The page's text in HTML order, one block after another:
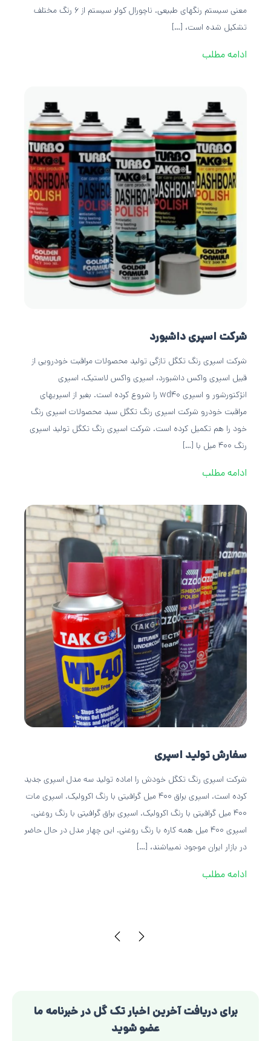
معنی سیستم رنگهای طبیعی. ناچورال کولر سیستم از 6 رنگ مختلف
تشکیل شده است، […]
ادامه مطلب
شرکت اسپری داشبورد
شرکت اسپری رنگ تکگل تازگی تولید محصولات مراقبت خودرویی از
قبیل اسپری واکس داشبورد، اسپری واکس لاستیک، اسپری
انژکتورشور و اسپری wd40 را شروع کرده است. بغیر از اسپریهای
مراقبت خودرو شرکت اسپری رنگ تکگل سبد محصولات اسپری رنگ
خود را هم تکمیل کرده است. شرکت اسپری رنگ تکگل تولید اسپری
رنگ 400 میل با […]
ادامه مطلب
سفارش تولید اسپری
شرکت اسپری رنگ تکگل خودش را اماده تولید سه مدل اسپری جدید
کرده است. اسپری براق ۴۰۰ میل گرافیتی با رنگ اکرولیک. اسپری مات
۴۰۰ میل گرافیتی با رنگ اکرولیک. اسپری براق گرافیتی با رنگ روغنی.
اسپری ۴۰۰ میل همه کاره با رنگ روغنی. این چهار مدل در حال حاضر
در بازار ایران موجود نمیباشند، […]
ادامه مطلب
برای دریافت آخرین اخبار تک گل در خبرنامه ما
عضو شوید